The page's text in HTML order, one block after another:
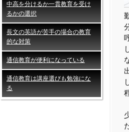
中高を分けるか一貫教育を受け
るかの選択
長文の英語が苦手の場合の教育
的な対策
通信教育が便利になっている
通信教育は講座選びも勉強にな
る